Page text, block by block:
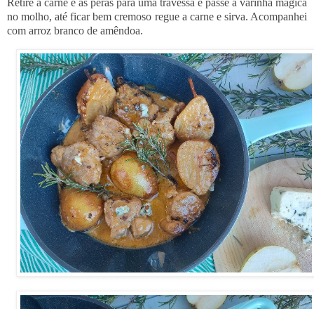
Retire a carne e as peras para uma travessa e passe a varinha mágica
no molho, até ficar bem cremoso regue a carne e sirva. Acompanhei
com arroz branco de amêndoa.